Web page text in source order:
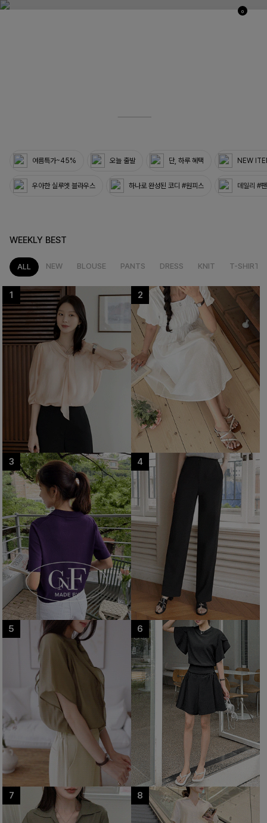
0
여름특가~45% 오늘 출발 단, 하루 혜택 NEW
우아한 실루엣 블라우스 하나로 완성된 코디 #원피스 데일리 #
WEEKLY BEST
ALL NEW BLOUSE PANTS DRESS KNIT T-SHIRT